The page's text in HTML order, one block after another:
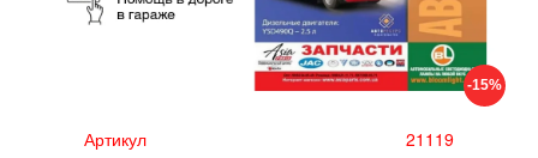
-15%
Артикул
21119